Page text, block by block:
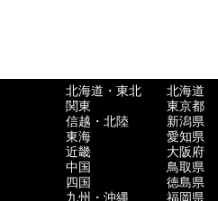
北海道・東北 北海道
関東
東京都
信越・北陸
新潟県
東海
愛知県
近畿
大阪府
中国
鳥取県
四国
徳島県
九州・沖縄
福岡県